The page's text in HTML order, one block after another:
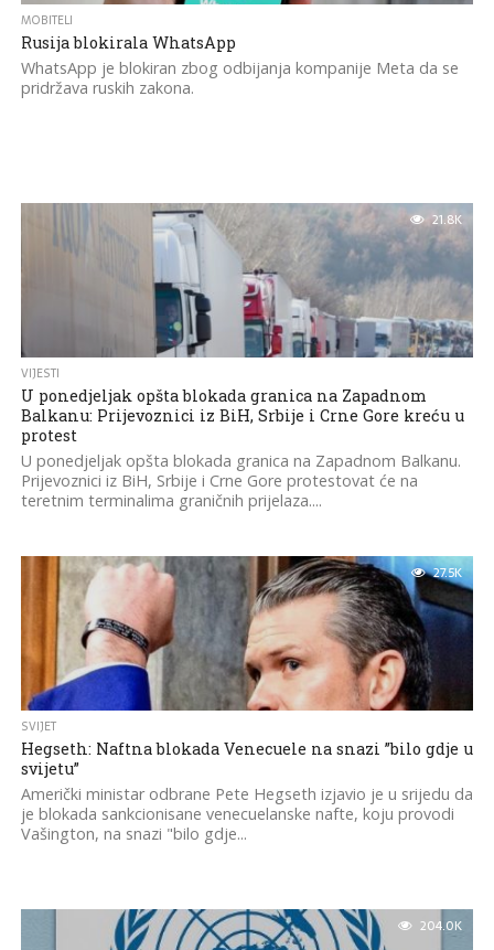
MOBITELI
Rusija blokirala WhatsApp
WhatsApp je blokiran zbog odbijanja kompanije Meta da se
pridržava ruskih zakona.
21.8K
VIJESTI
U ponedjeljak opšta blokada granica na Zapadnom
Balkanu: Prijevoznici iz BiH, Srbije i Crne Gore kreću u
protest
U ponedjeljak opšta blokada granica na Zapadnom Balkanu.
Prijevoznici iz BiH, Srbije i Crne Gore protestovat će na
teretnim terminalima graničnih prijelaza....
27.5K
SVIJET
Hegseth: Naftna blokada Venecuele na snazi ​​”bilo gdje u
svijetu”
Američki ministar odbrane Pete Hegseth izjavio je u srijedu da
je blokada sankcionisane venecuelanske nafte, koju provodi
Vašington, na snazi "bilo gdje...
204.0K